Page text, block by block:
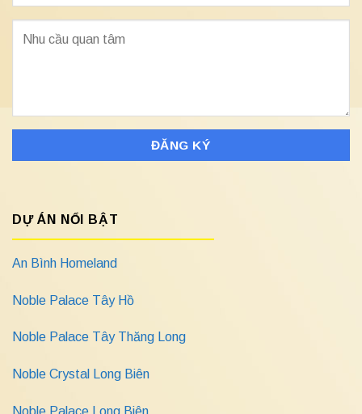
DỰ ÁN NỔI BẬT
An Bình Homeland
Noble Palace Tây Hồ
Noble Palace Tây Thăng Long
Noble Crystal Long Biên
Noble Palace Long Biên